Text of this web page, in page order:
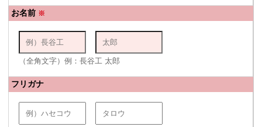
お名前 ※
（全角文字）例：長谷工 太郎
フリガナ